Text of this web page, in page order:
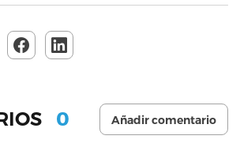
0 Añadir comentario